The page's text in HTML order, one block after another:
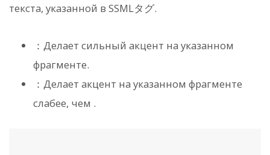
текста, указанной в SSMLタグ.
：Делает сильный акцент на указанном
фрагменте.
：Делает акцент на указанном фрагменте
слабее, чем .